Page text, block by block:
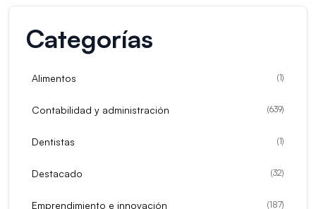
Categorías
Alimentos (1)
Contabilidad y administración (639)
Dentistas (1)
Destacado (32)
Emprendimiento e innovación (187)